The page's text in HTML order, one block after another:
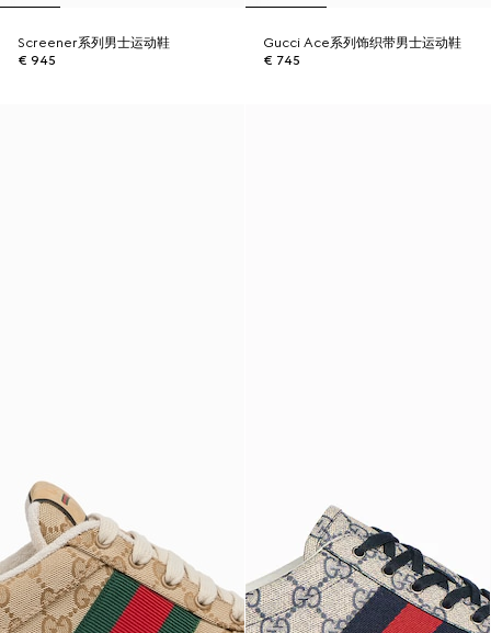
Screener系列男士运动鞋
€ 945
Gucci Ace系列饰织带男士运动鞋
€ 745